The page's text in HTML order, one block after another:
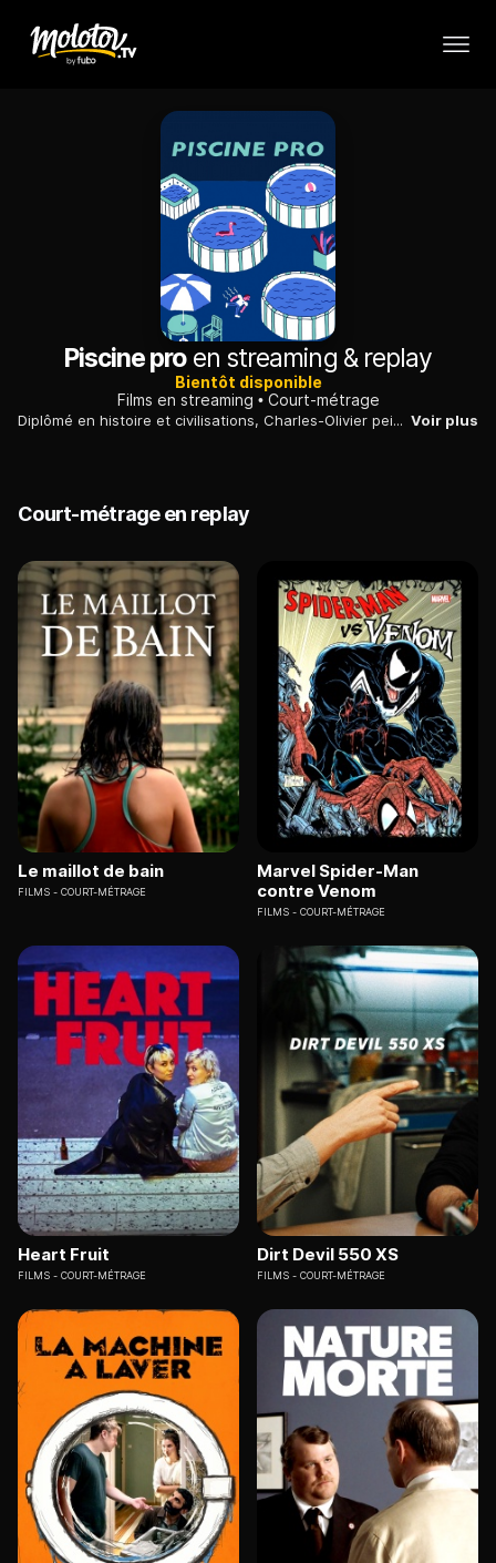
Piscine proen streaming & replay
Bientôt disponible
Films en streaming
Court-métrage
Diplômé en histoire et civilisations, Charles-Olivier peine à trouver un emploi dans son domaine et doit accepter un poste dans un magasin de piscines. Voir plus
Court-métrage en replay
Le maillot de bain
FILMS COURT-MÉTRAGE
Marvel Spider-Man
contre Venom
FILMS COURT-MÉTRAGE
Heart Fruit
FILMS COURT-MÉTRAGE
Dirt Devil 550 XS
FILMS COURT-MÉTRAGE